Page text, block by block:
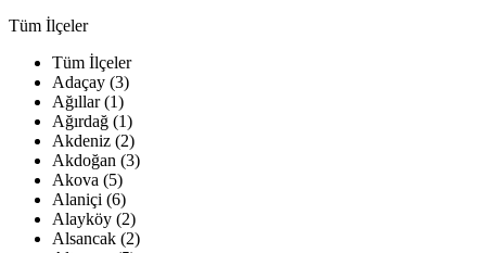
Tüm İlçeler
Tüm İlçeler
Adaçay (3)
Ağıllar (1)
Ağırdağ (1)
Akdeniz (2)
Akdoğan (3)
Akova (5)
Alaniçi (6)
Alayköy (2)
Alsancak (2)